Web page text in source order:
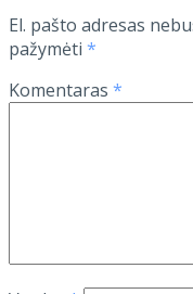
El. pašto adresas
pažymėti *
Komentaras *